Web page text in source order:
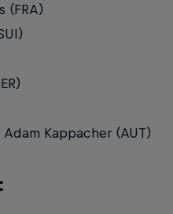
(FRA)
Kappacher (AUT)